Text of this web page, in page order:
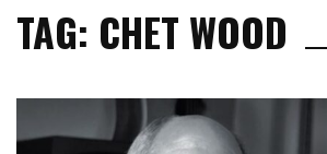
TAG: CHET WOOD